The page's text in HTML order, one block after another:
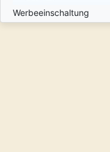
Werbeeinschaltung